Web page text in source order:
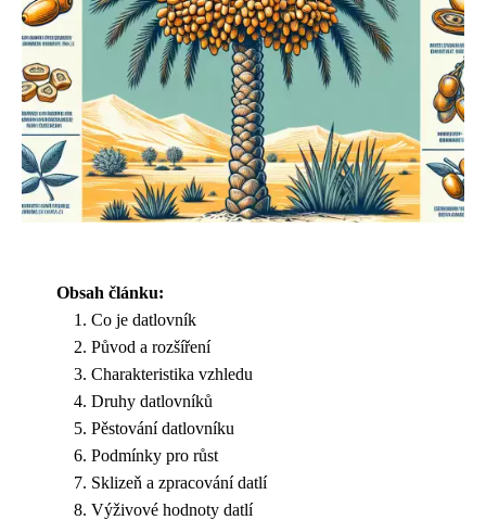
Obsah článku:
Co je datlovník
Původ a rozšíření
Charakteristika vzhledu
Druhy datlovníků
Pěstování datlovníku
Podmínky pro růst
Sklizeň a zpracování datlí
Výživové hodnoty datlí